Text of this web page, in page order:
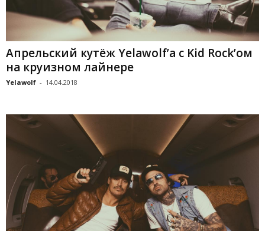
Апрельский кутёж Yelawolf’а с Kid Rock’ом
на круизном лайнере
Yelawolf - 14.04.2018